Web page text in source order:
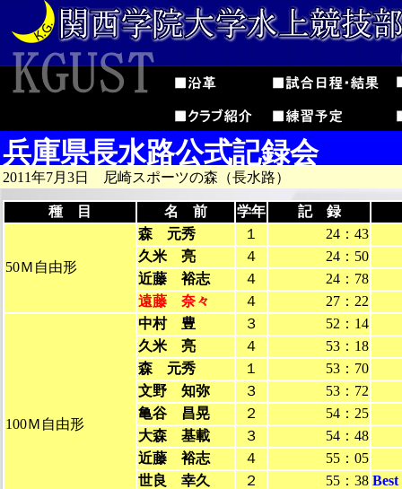
兵庫県長水路公式記録会
2011年7月3日 尼崎スポーツの森（長水路）
種 目 名 前 学年 記 録
50Ｍ自由形
森 元秀 １
24：43
久米 亮
４
24：50
近藤 裕志
４
24：78
遠藤 奈々
４ 27：22
100Ｍ自由形
中村 豊 ３
52：14
久米 亮
４
53：18
森 元秀
１
53：70
文野 知弥
３
53：72
亀谷 昌晃
２
54：25
大森 基載
３
54：48
近藤 裕志
４
55：05
世良 幸久
２ 55：38 Best